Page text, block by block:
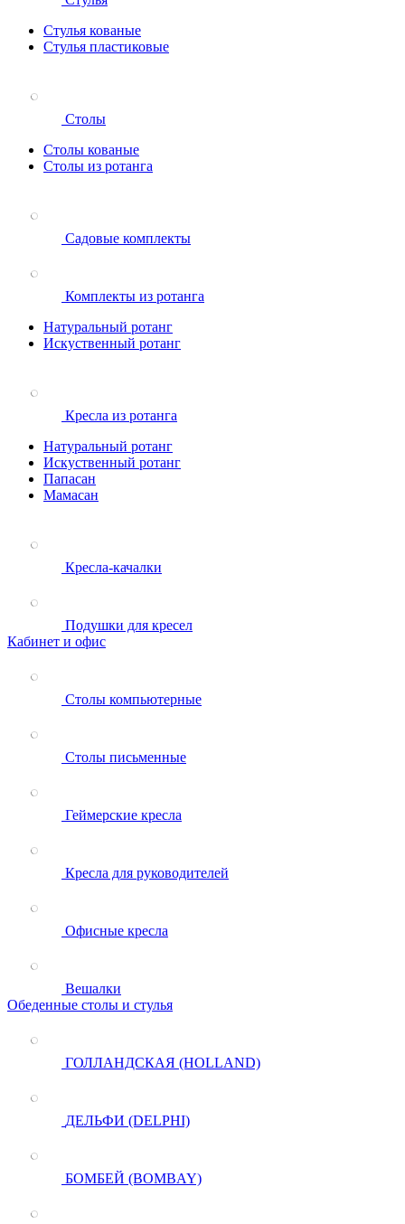
Стулья кованые
Стулья пластиковые
Столы
Столы кованые
Столы из ротанга
Садовые комплекты
Комплекты из ротанга
Натуральный ротанг
Искуственный ротанг
Кресла из ротанга
Натуральный ротанг
Искуственный ротанг
Папасан
Мамасан
Кресла-качалки
Подушки для кресел
Кабинет и офис
Столы компьютерные
Столы письменные
Геймерские кресла
Кресла для руководителей
Офисные кресла
Вешалки
Обеденные столы и стулья
ГОЛЛАНДСКАЯ (HOLLAND)
ДЕЛЬФИ (DELPHI)
БОМБЕЙ (BOMBAY)